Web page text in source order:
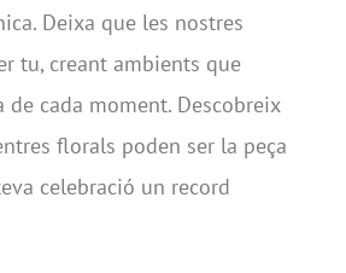
Deixa que les nostres
tu, creant ambients que
cada moment. Descobreix
florals poden ser la peça
celebració un record